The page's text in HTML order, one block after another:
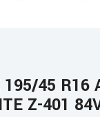
45 R16
Z-401